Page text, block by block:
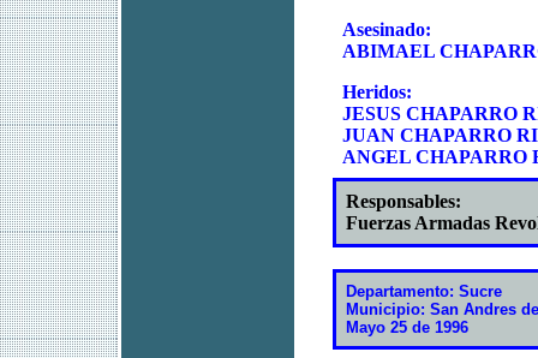
Asesinado:
ABIMAEL
Heridos:
JESUS CHAPARRO
JUAN CHAPARRO
ANGEL CHAPARRO
Responsables:
Fuerzas Armadas
Departamento: Sucre
Municipio: San Andres
Mayo 25 de 1996